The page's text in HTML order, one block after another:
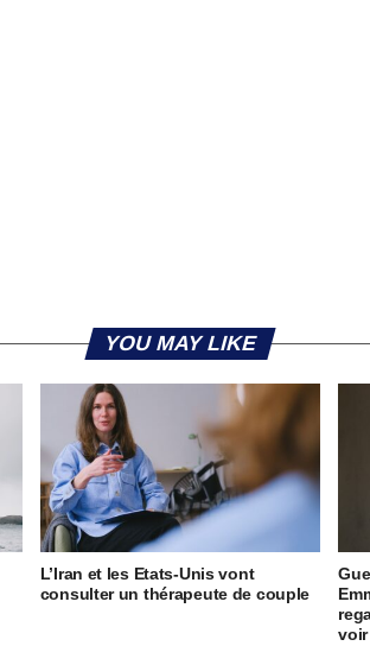
YOU MAY LIKE
L’Iran et les Etats-Unis vont
consulter un thérapeute de couple
voir